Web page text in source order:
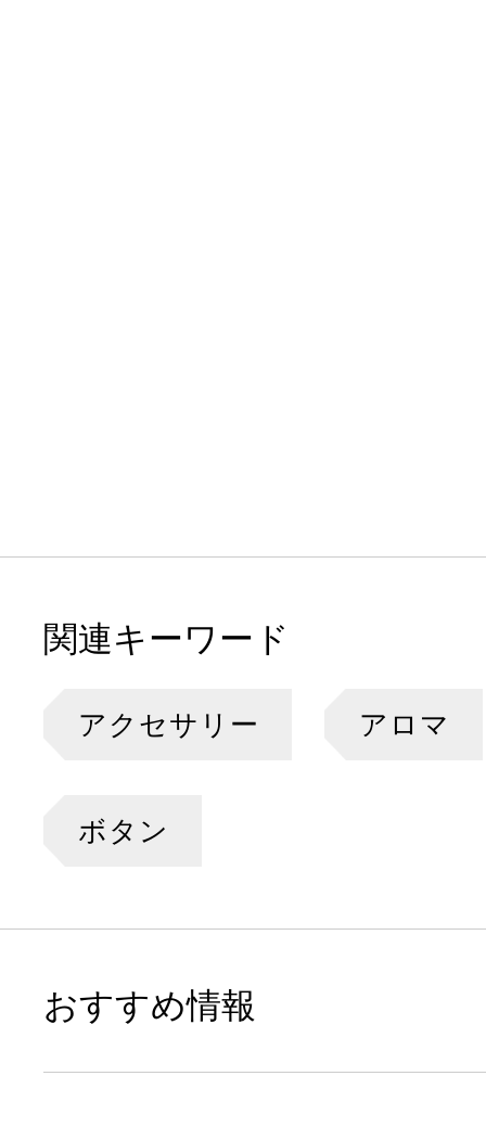
関連キーワード
アクセサリー アロマ
ボタン
おすすめ情報